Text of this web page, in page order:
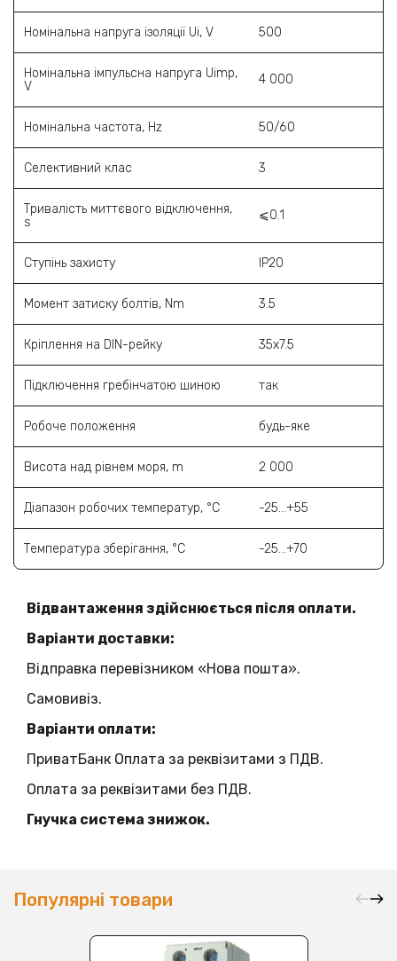
Номінальна напруга ізоляції Ui, V 500
Номінальна імпульсна напруга Uimp,
V
4 000
Номінальна частота, Hz 50/60
Селективний клас 3
Тривалість миттєвого відключення,
s
⩽0.1
Ступінь захисту IP20
Момент затиску болтів, Nm 3.5
Кріплення на DIN-рейку 35х7.5
Підключення гребінчатою шиною так
Робоче положення будь-яке
Висота над рівнем моря, m 2 000
Діапазон робочих температур, °C -25...+55
Температура зберігання, °C -25...+70
Відвантаження здійснюється після оплати.
Варіанти доставки:
Відправка перевізником «Нова пошта».
Самовивіз.
Варіанти оплати:
ПриватБанк Оплата за реквізитами з ПДВ.
Оплата за реквізитами без ПДВ.
Гнучка система знижок.
Популярні товари